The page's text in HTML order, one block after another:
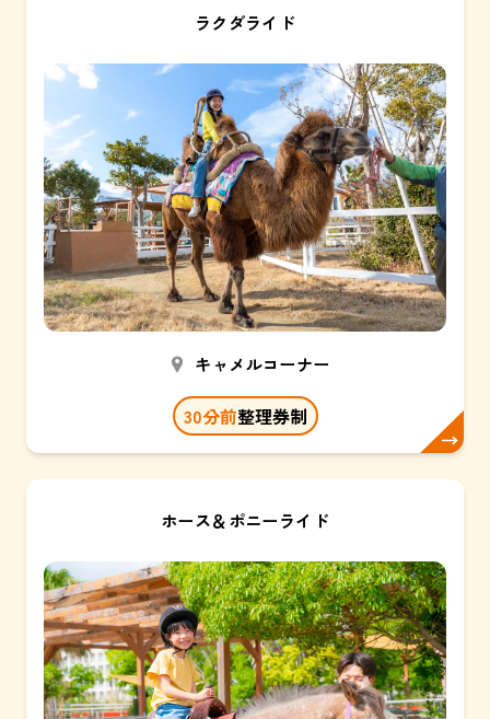
ラクダライド
キャメルコーナー
30分前整理券制
ホース＆ポニーライド